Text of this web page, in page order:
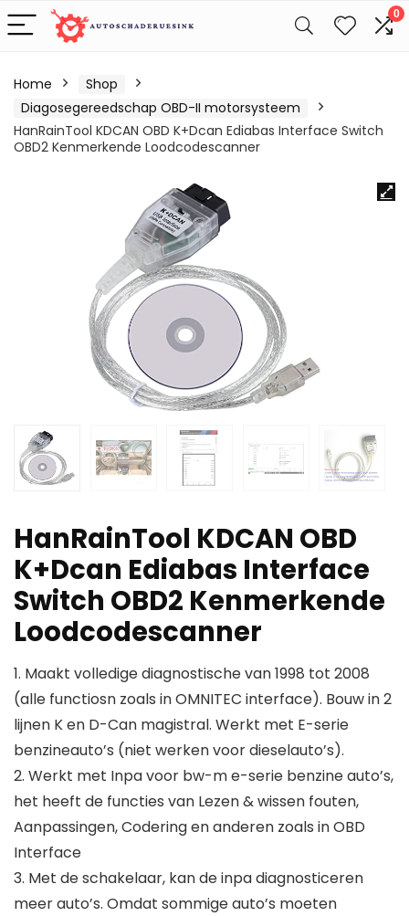
0
Home
Shop
Diagosegereedschap OBD-II motorsysteem
HanRainTool KDCAN OBD K+Dcan Ediabas Interface Switch
OBD2 Kenmerkende Loodcodescanner
HanRainTool KDCAN OBD
K+Dcan Ediabas Interface
Switch OBD2 Kenmerkende
Loodcodescanner
1. Maakt volledige diagnostische van 1998 tot 2008
(alle functiosn zoals in OMNITEC interface). Bouw in 2
lijnen K en D-Can magistral. Werkt met E-serie
benzineauto’s (niet werken voor dieselauto’s).
2. Werkt met Inpa voor bw-m e-serie benzine auto’s,
het heeft de functies van Lezen & wissen fouten,
Aanpassingen, Codering en anderen zoals in OBD
Interface
3. Met de schakelaar, kan de inpa diagnosticeren
meer auto’s. Omdat sommige auto’s moeten